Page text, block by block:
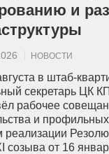
и
НОВОСТИ
в штаб-
секретарь ЦК
рабочее
и
реализации
созыва от 16